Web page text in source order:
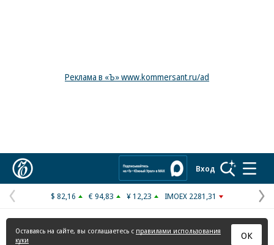
Реклама в «Ъ» www.kommersant.ru/ad
Вход
Предыдущая
страница
$ 82,16 € 94,83 ¥ 12,23 IMOEX 2281,31
Оставаясь на сайте, вы соглашаетесь с правилами использования
куки
ОК